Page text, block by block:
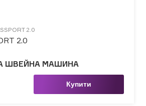
2.0
PFAFF PASSPORT 2.0
ШВЕЙНА МАШИНА
Купити